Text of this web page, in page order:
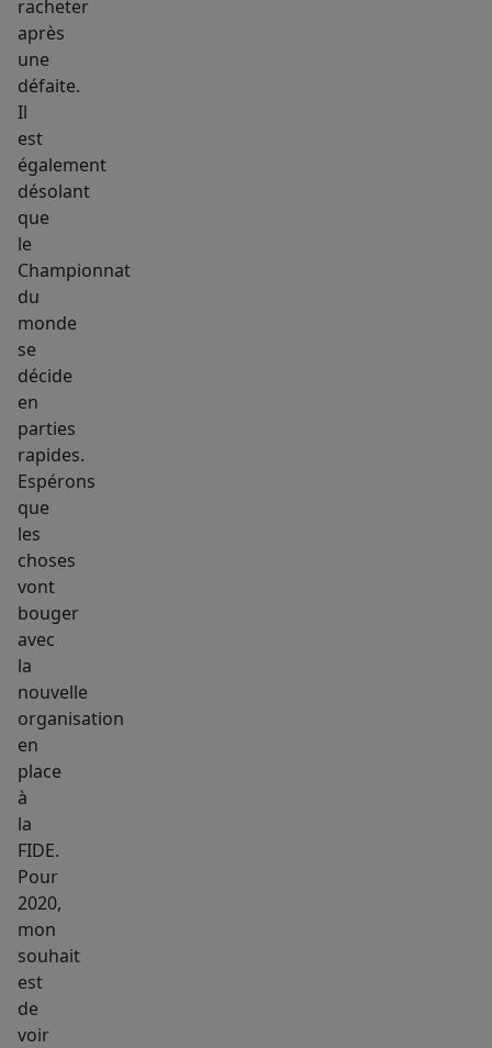
racheter
après
une
défaite.
Il
est
également
désolant
que
le
Championnat
du
monde
se
décide
en
parties
rapides.
Espérons
que
les
choses
vont
bouger
avec
la
nouvelle
organisation
en
place
à
la
FIDE.
Pour
2020,
mon
souhait
est
de
voir